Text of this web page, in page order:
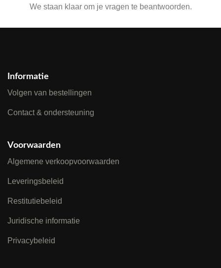
We staan klaar om je vragen te beantwoorden.
Informatie
Volgen van bestellingen
Contact & ondersteuning
Voorwaarden
Algemene verkoopvoorwaarden
Leveringsbeleid
Restitutiebeleid
Juridische informatie
Privacybeleid